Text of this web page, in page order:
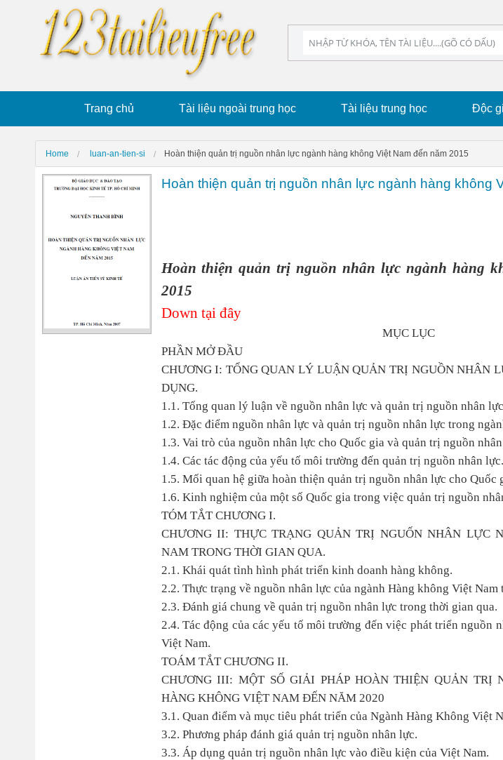
Trang chủ Tài liệu ngoài trung học Tài liệu trung học Độc
Home luan-an-tien-si Hoàn thiện quản trị nguồn nhân lực ngành hàng không Việt Nam đến năm 2015
Hoàn thiện quản trị nguồn nhân lực ngành hàng không
Hoàn thiện quản trị nguồn nhân lực ngành hàng
2015
Down tại đây
MỤC LỤC
PHẦN MỞ ĐẦU
CHƯƠNG I: TỔNG QUAN LÝ LUẬN QUẢN TRỊ NGUỒN NHÂN
DỤNG.
1.1. Tổng quan lý luận về nguồn nhân lực và quản trị nguồn nhân
1.2. Đặc điểm nguồn nhân lực và quản trị nguồn nhân lực trong
1.3. Vai trò của nguồn nhân lực cho Quốc gia và quản trị nguồn
1.4. Các tác động của yếu tố môi trường đến quản trị nguồn nhân lực.
1.5. Mối quan hệ giữa hoàn thiện quản trị nguồn nhân lực cho Quốc
1.6. Kinh nghiệm của một số Quốc gia trong việc quản trị nguồn
TÓM TẮT CHƯƠNG I.
CHƯƠNG II: THỰC TRẠNG QUẢN TRỊ NGUỐN NHÂN LỰC
NAM TRONG THỜI GIAN QUA.
2.1. Khái quát tình hình phát triển kinh doanh hàng không.
2.2. Thực trạng về nguồn nhân lực của ngành Hàng không Việt Nam
2.3. Đánh giá chung về quản trị nguồn nhân lực trong thời gian qua.
2.4. Tác động của các yếu tố môi trường đến việc phát triển nguồn
Việt Nam.
TOÁM TẮT CHƯƠNG II.
CHƯƠNG III: MỘT SỐ GIẢI PHÁP HOÀN THIỆN QUẢN TRỊ
HÀNG KHÔNG VIỆT NAM ĐẾN NĂM 2020
3.1. Quan điểm và mục tiêu phát triển của Ngành Hàng Không Việt
3.2. Phương pháp đánh giá quản trị nguồn nhân lực.
3.3. Áp dụng quản trị nguồn nhân lực vào điều kiện của Việt Nam.